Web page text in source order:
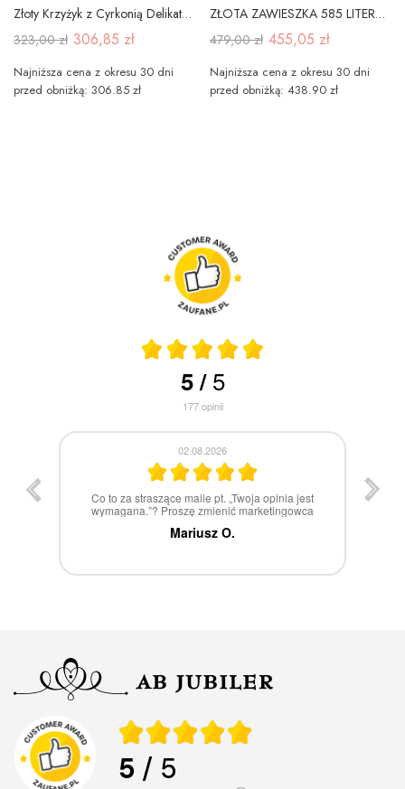
Złoty Krzyżyk z Cyrkonią Delikatny próba 585
323,00 zł 306,85 zł
Najniższa cena z okresu 30 dni
przed obniżką: 306.85 zł
ZŁOTA ZAWIESZKA 585 LITERKA H z CYRKONIĄ
479,00 zł 455,05 zł
Najniższa cena z okresu 30 dni
przed obniżką: 438.90 zł
5/5
177opinii
30.07.2026
W 100% polecam
Marcin Z.
5 / 5